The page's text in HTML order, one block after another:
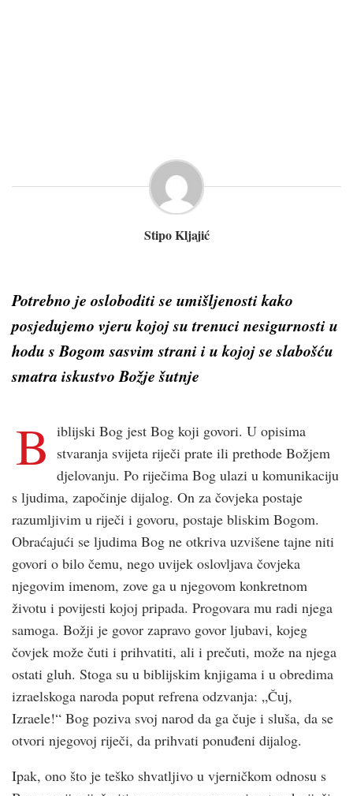
Stipo Kljajić
Potrebno je osloboditi se umišljenosti kako
posjedujemo vjeru kojoj su trenuci nesigurnosti u
hodu s Bogom sasvim strani i u kojoj se slabošću
smatra iskustvo Božje šutnje
B iblijski Bog jest Bog koji govori. U opisima
stvaranja svijeta riječi prate ili prethode Božjem
djelovanju. Po riječima Bog ulazi u komunikaciju
s ljudima, započinje dijalog. On za čovjeka postaje
razumljivim u riječi i govoru, postaje bliskim Bogom.
Obraćajući se ljudima Bog ne otkriva uzvišene tajne niti
govori o bilo čemu, nego uvijek oslovljava čovjeka
njegovim imenom, zove ga u njegovom konkretnom
životu i povijesti kojoj pripada. Progovara mu radi njega
samoga. Božji je govor zapravo govor ljubavi, kojeg
čovjek može čuti i prihvatiti, ali i prečuti, može na njega
ostati gluh. Stoga su u biblijskim knjigama i u obredima
izraelskoga naroda poput refrena odzvanja: „Čuj,
Izraele!“ Bog poziva svoj narod da ga čuje i sluša, da se
otvori njegovoj riječi, da prihvati ponuđeni dijalog.
Ipak, ono što je teško shvatljivo u vjerničkom odnosu s